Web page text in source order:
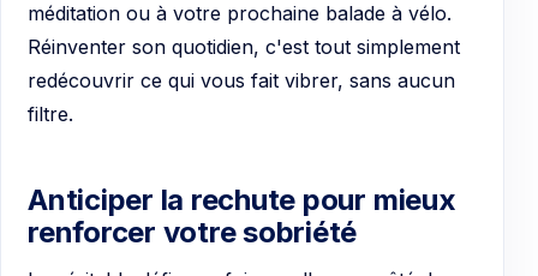
méditation ou à votre prochaine balade à vélo.
Réinventer son quotidien, c'est tout simplement
redécouvrir ce qui vous fait vibrer, sans aucun
filtre.
Anticiper la rechute pour mieux
renforcer votre sobriété